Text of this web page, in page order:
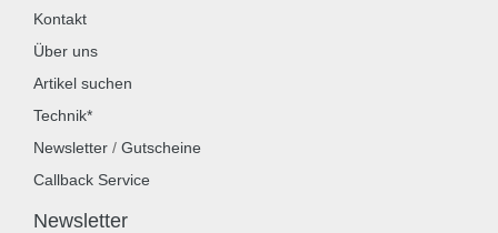
Kontakt
Über uns
Artikel suchen
Technik*
Newsletter / Gutscheine
Callback Service
Newsletter